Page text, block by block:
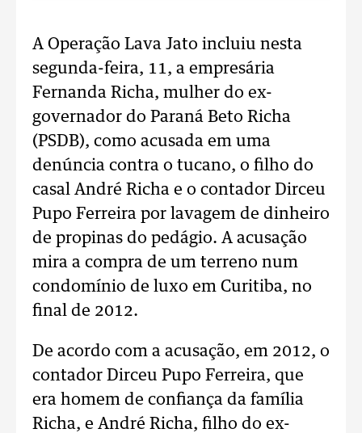
A Operação Lava Jato incluiu nesta
segunda-feira, 11, a empresária
Fernanda Richa, mulher do ex-
governador do Paraná Beto Richa
(PSDB), como acusada em uma
denúncia contra o tucano, o filho do
casal André Richa e o contador Dirceu
Pupo Ferreira por lavagem de dinheiro
de propinas do pedágio. A acusação
mira a compra de um terreno num
condomínio de luxo em Curitiba, no
final de 2012.
De acordo com a acusação, em 2012, o
contador Dirceu Pupo Ferreira, que
era homem de confiança da família
Richa, e André Richa, filho do ex-